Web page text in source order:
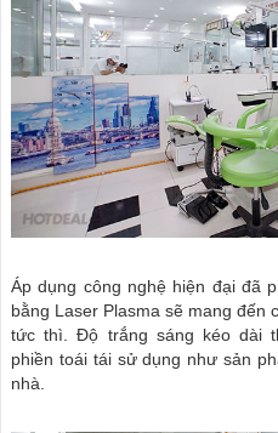
Áp dụng công nghệ hiện đại đã
bằng Laser Plasma sẽ mang đến
tức thì. Độ trắng sáng kéo dài
phiền toái tái sử dụng như sản
nhà.